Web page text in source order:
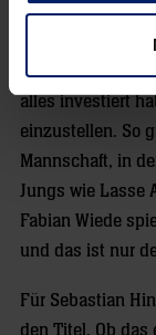
superharten
Berliner teilen.
Fokus.
alles investiert
einzustellen. So
Mannschaft, in
Jungs wie Lasse
Fabian Wiede
und das ist nur
Für Sebastian
den Titel. Ob das